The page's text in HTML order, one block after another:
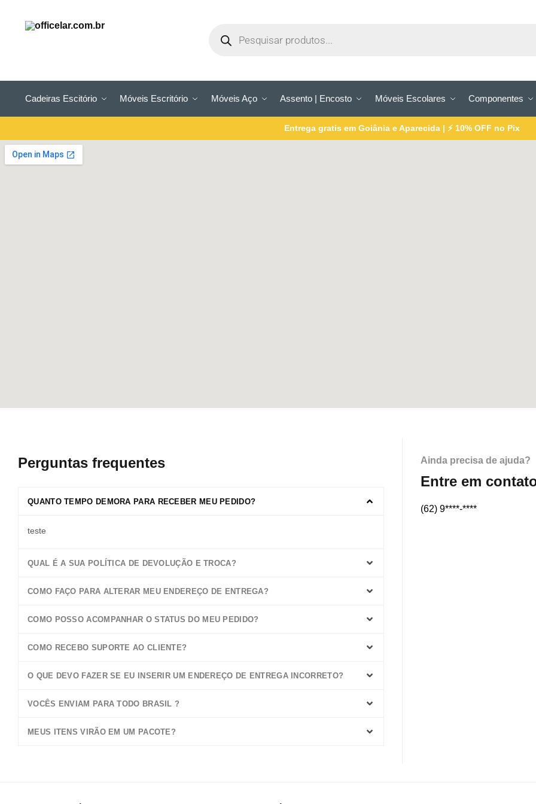
Cadeiras Escitório Móveis Escritório Móveis Aço Assento | Encosto Móveis Escolares Componentes
Entrega gratis em Goiânia e Aparecida | ⚡ 10% OFF no Pix
Perguntas frequentes
QUANTO TEMPO DEMORA PARA RECEBER MEU PEDIDO?
teste
QUAL É A SUA POLÍTICA DE DEVOLUÇÃO E TROCA?
COMO FAÇO PARA ALTERAR MEU ENDEREÇO DE ENTREGA?
COMO POSSO ACOMPANHAR O STATUS DO MEU PEDIDO?
COMO RECEBO SUPORTE AO CLIENTE?
O QUE DEVO FAZER SE EU INSERIR UM ENDEREÇO DE ENTREGA INCORRETO?
VOCÊS ENVIAM PARA TODO BRASIL ?
MEUS ITENS VIRÃO EM UM PACOTE?
Ainda precisa de ajuda?
Entre em
(62) 9****-****